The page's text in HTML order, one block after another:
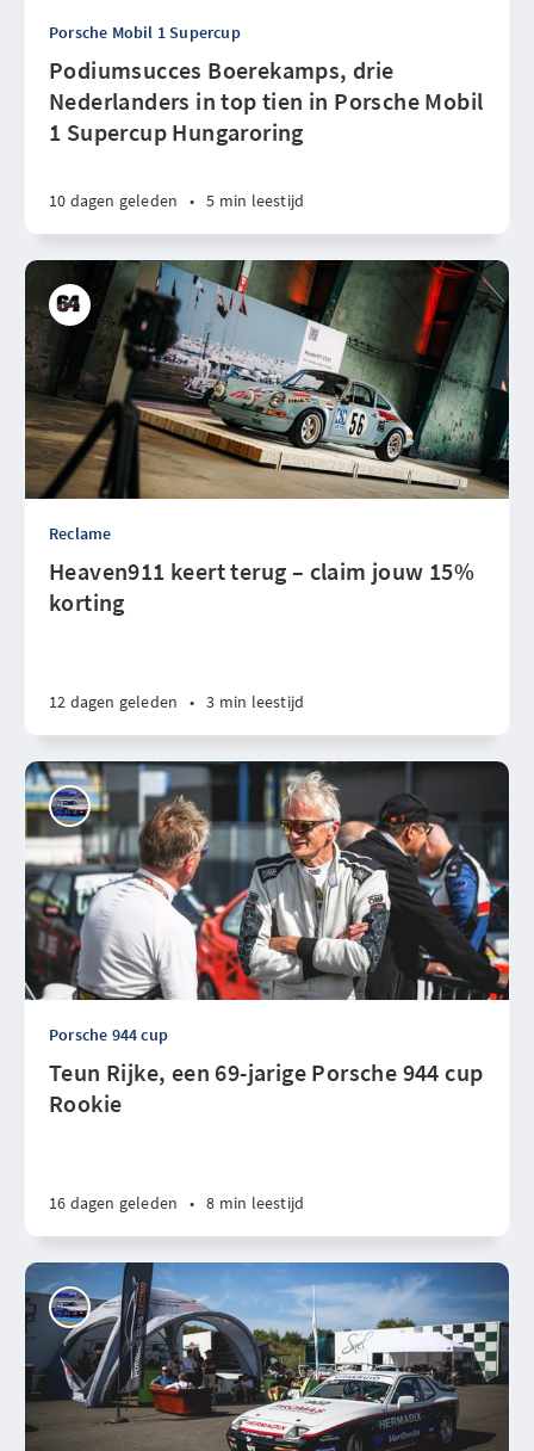
Porsche Mobil 1 Supercup
Podiumsucces Boerekamps, drie
Nederlanders in top tien in Porsche Mobil
1 Supercup Hungaroring
10 dagen geleden • 5 min leestijd
Reclame
Heaven911 keert terug – claim jouw 15%
korting
12 dagen geleden • 3 min leestijd
Porsche 944 cup
Teun Rijke, een 69-jarige Porsche 944 cup
Rookie
16 dagen geleden • 8 min leestijd